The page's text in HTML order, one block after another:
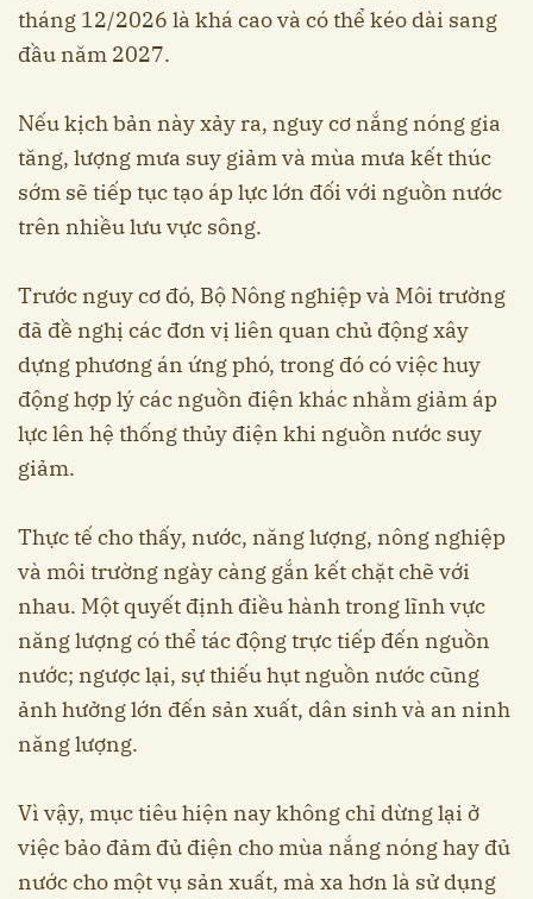
tháng 12/2026 là khá cao và có thể kéo dài sang
đầu năm 2027.
Nếu kịch bản này xảy ra, nguy cơ nắng nóng gia
tăng, lượng mưa suy giảm và mùa mưa kết thúc
sớm sẽ tiếp tục tạo áp lực lớn đối với nguồn nước
trên nhiều lưu vực sông.
Trước nguy cơ đó, Bộ Nông nghiệp và Môi trường
đã đề nghị các đơn vị liên quan chủ động xây
dựng phương án ứng phó, trong đó có việc huy
động hợp lý các nguồn điện khác nhằm giảm áp
lực lên hệ thống thủy điện khi nguồn nước suy
giảm.
Thực tế cho thấy, nước, năng lượng, nông nghiệp
và môi trường ngày càng gắn kết chặt chẽ với
nhau. Một quyết định điều hành trong lĩnh vực
năng lượng có thể tác động trực tiếp đến nguồn
nước; ngược lại, sự thiếu hụt nguồn nước cũng
ảnh hưởng lớn đến sản xuất, dân sinh và an ninh
năng lượng.
Vì vậy, mục tiêu hiện nay không chỉ dừng lại ở
việc bảo đảm đủ điện cho mùa nắng nóng hay đủ
nước cho một vụ sản xuất, mà xa hơn là sử dụng